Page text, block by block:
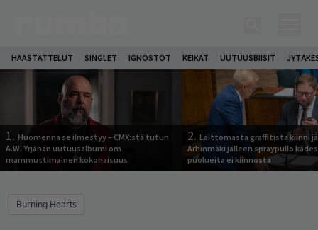
HAASTATTELUT SINGLET IGNOSTOT KEIKAT UUTUUSBIISIT
1. Huomenna se ilmestyy – CMX:stä tutun
A.W. Yrjänän uutuusalbumi om
mammuttimainen kokonaisuus
2. Laittomasta graffitista kiinni
Arhinmäki jälleen spraypullo
puolueita ei kiinnosta
Burning Hearts